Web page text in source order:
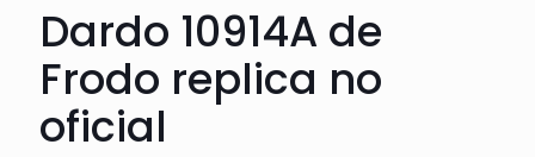
Dardo 10914A de
Frodo replica no
oficial